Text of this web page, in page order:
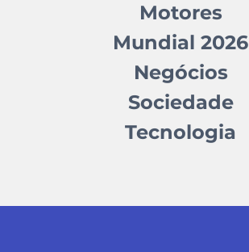
Motores
Mundial 2026
Negócios
Sociedade
Tecnologia